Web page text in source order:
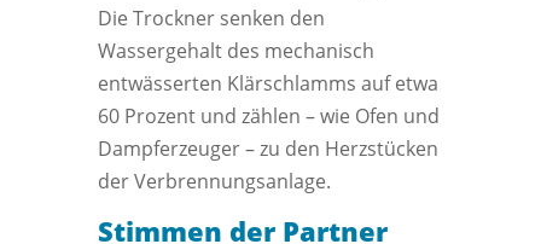
Die Trockner senken den
Wassergehalt des mechanisch
entwässerten Klärschlamms auf etwa
60 Prozent und zählen – wie Ofen und
Dampferzeuger – zu den Herzstücken
der Verbrennungsanlage.
Stimmen der Partner